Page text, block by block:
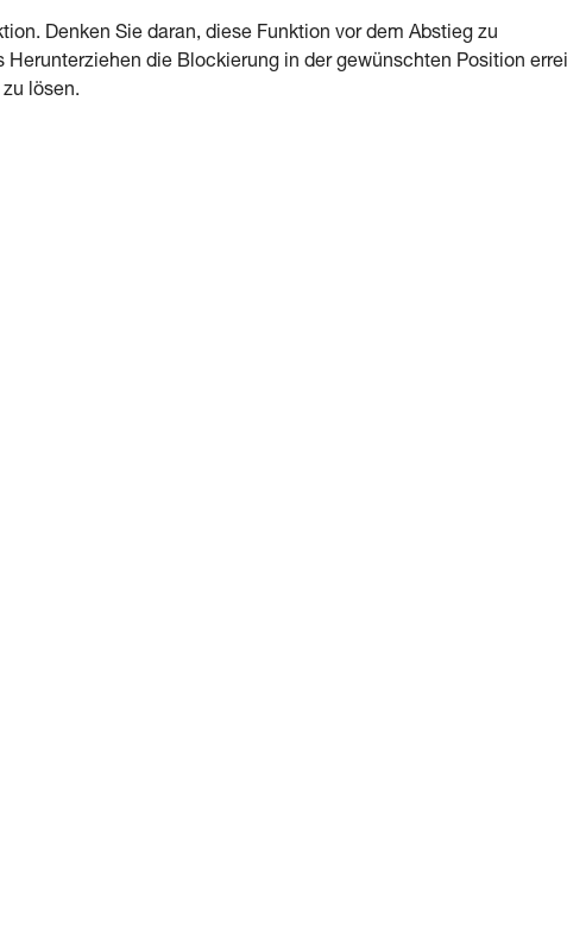
Denken Sie daran, diese Funktion vor dem Abstieg zu
die Blockierung in der gewünschten Position
lösen.